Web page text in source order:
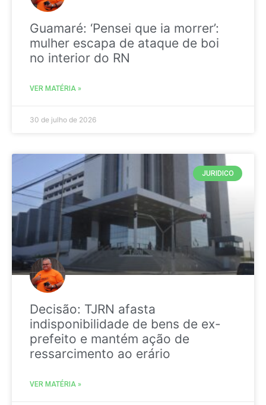
Guamaré: ‘Pensei que ia morrer’:
mulher escapa de ataque de boi
no interior do RN
VER MATÉRIA »
30 de julho de 2026
JURIDICO
Decisão: TJRN afasta
indisponibilidade de bens de ex-
prefeito e mantém ação de
ressarcimento ao erário
VER MATÉRIA »